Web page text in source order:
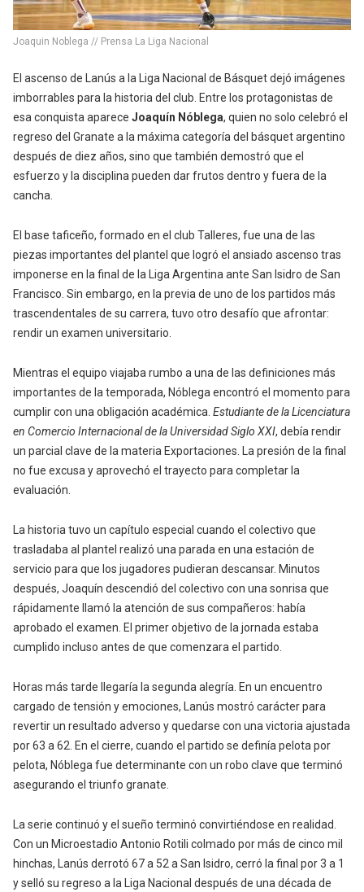
Joaquin Noblega // Prensa La Liga Nacional
El ascenso de Lanús a la Liga Nacional de Básquet dejó imágenes
imborrables para la historia del club. Entre los protagonistas de
esa conquista aparece Joaquín Nóblega, quien no solo celebró el
regreso del Granate a la máxima categoría del básquet argentino
después de diez años, sino que también demostró que el
esfuerzo y la disciplina pueden dar frutos dentro y fuera de la
cancha.
El base taficeño, formado en el club Talleres, fue una de las
piezas importantes del plantel que logró el ansiado ascenso tras
imponerse en la final de la Liga Argentina ante San Isidro de San
Francisco. Sin embargo, en la previa de uno de los partidos más
trascendentales de su carrera, tuvo otro desafío que afrontar:
rendir un examen universitario.
Mientras el equipo viajaba rumbo a una de las definiciones más
importantes de la temporada, Nóblega encontró el momento para
cumplir con una obligación académica. Estudiante de la Licenciatura
en Comercio Internacional de la Universidad Siglo XXI, debía rendir
un parcial clave de la materia Exportaciones. La presión de la final
no fue excusa y aprovechó el trayecto para completar la
evaluación.
La historia tuvo un capítulo especial cuando el colectivo que
trasladaba al plantel realizó una parada en una estación de
servicio para que los jugadores pudieran descansar. Minutos
después, Joaquín descendió del colectivo con una sonrisa que
rápidamente llamó la atención de sus compañeros: había
aprobado el examen. El primer objetivo de la jornada estaba
cumplido incluso antes de que comenzara el partido.
Horas más tarde llegaría la segunda alegría. En un encuentro
cargado de tensión y emociones, Lanús mostró carácter para
revertir un resultado adverso y quedarse con una victoria ajustada
por 63 a 62. En el cierre, cuando el partido se definía pelota por
pelota, Nóblega fue determinante con un robo clave que terminó
asegurando el triunfo granate.
La serie continuó y el sueño terminó convirtiéndose en realidad.
Con un Microestadio Antonio Rotili colmado por más de cinco mil
hinchas, Lanús derrotó 67 a 52 a San Isidro, cerró la final por 3 a 1
y selló su regreso a la Liga Nacional después de una década de